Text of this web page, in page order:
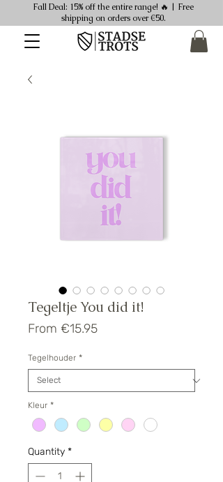
Fall Deal: 15% off the entire range! 🔥 | Free
shipping on orders over €50.
Tegeltje You did it!
From €15.95Sale
Tegelhouder *
Kleur *
Quantity *